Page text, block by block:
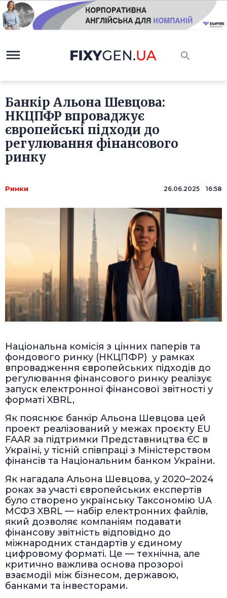
Банкір Альона Шевцова:
НКЦПФР впроваджує
європейські підходи до
регулювання фінансового
ринку
Ринки 26.06.2025 16:58
Національна комісія з цінних паперів та
фондового ринку (НКЦПФР) у рамках
впровадження європейських підходів до
регулювання фінансового ринку реалізує
запуск електронної фінансової звітності у
форматі XBRL,
Як пояснює банкір Альона Шевцова цей
проект реалізований у межах проєкту EU
FAAR за підтримки Представництва ЄС в
Україні, у тісній співпраці з Міністерством
фінансів та Національним банком України.
Як нагадала Альона Шевцова, у 2020–2024
роках за участі європейських експертів
було створено українську Таксономію UA
МСФЗ XBRL — набір електронних файлів,
який дозволяє компаніям подавати
фінансову звітність відповідно до
міжнародних стандартів у єдиному
цифровому форматі. Це — технічна, але
критично важлива основа прозорої
взаємодії між бізнесом, державою,
банками та інвесторами.